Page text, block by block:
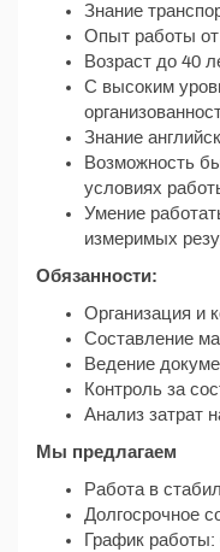
Знание
Опыт работы
Возраст до 40
С высоким
Знание
Возможность
условиях
Умение
измеримых
Обязанности:
Организация и
Составление
Ведение
Контроль за
Анализ затрат
Мы предлагаем
Работа в
Долгосрочное
График